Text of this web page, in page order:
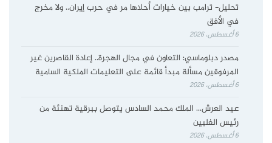
تحليل- ترامب بين خيارات أحلاها مر في حرب إيران.. ولا مخرج
في الأفق
6 أغسطس، 2026
مصدر دبلوماسي: التعاون في مجال الهجرة.. إعادة القاصرين غير
المرفوقين مسألة مبدأ قائمة على التعليمات الملكية السامية
6 أغسطس، 2026
عيد العرش… الملك محمد السادس يتوصل ببرقية تهنئة من
رئيس الفلبين
6 أغسطس، 2026